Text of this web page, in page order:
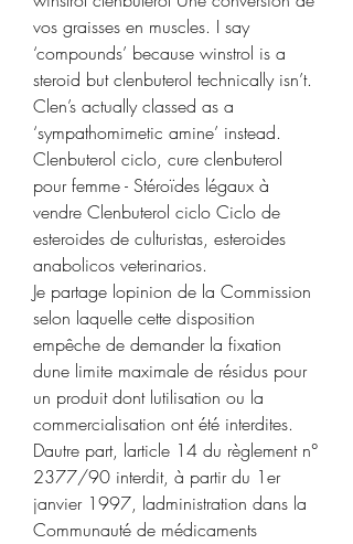
vos graisses en muscles. I say
‘compounds’ because winstrol is a
steroid but clenbuterol technically isn’t.
Clen’s actually classed as a
‘sympathomimetic amine’ instead.
Clenbuterol ciclo, cure clenbuterol
pour femme - Stéroïdes légaux à
vendre Clenbuterol ciclo Ciclo de
esteroides de culturistas, esteroides
anabolicos veterinarios.
Je partage lopinion de la Commission
selon laquelle cette disposition
empêche de demander la fixation
dune limite maximale de résidus pour
un produit dont lutilisation ou la
commercialisation ont été interdites.
Dautre part, larticle 14 du règlement n°
2377/90 interdit, à partir du 1er
janvier 1997, ladministration dans la
Communauté de médicaments